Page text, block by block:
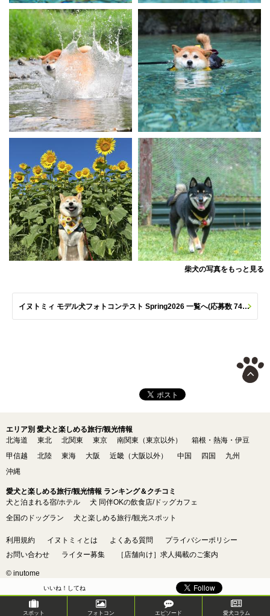
いいね！してね
柴犬の写真をもっと見る
イヌトミィ モデル犬フォトコンテスト Spring2026 一覧へ(応募数 747枚)
エリア別 愛犬と楽しめる旅行/観光情報
北海道
東北 北関東 東京 南関東（東京以外）
箱根・熱海・伊豆
甲信越
北陸 東海 大阪 近畿（大阪以外） 中国 四国
九州
沖縄
愛犬と楽しめる旅行/観光情報 ランキング＆クチコミ
犬と泊まれる宿/ホテル
犬 同伴OKの飲食店/ドッグカフェ
全国のドッグラン
犬と楽しめる旅行/観光スポット
利用規約 イヌトミィとは よくある質問
プライバシーポリシー
お問い合わせ
ライター募集 ［店舗向け］求人掲載のご案内
© inutome
スポット フォトコン エピソード 愛犬コラム